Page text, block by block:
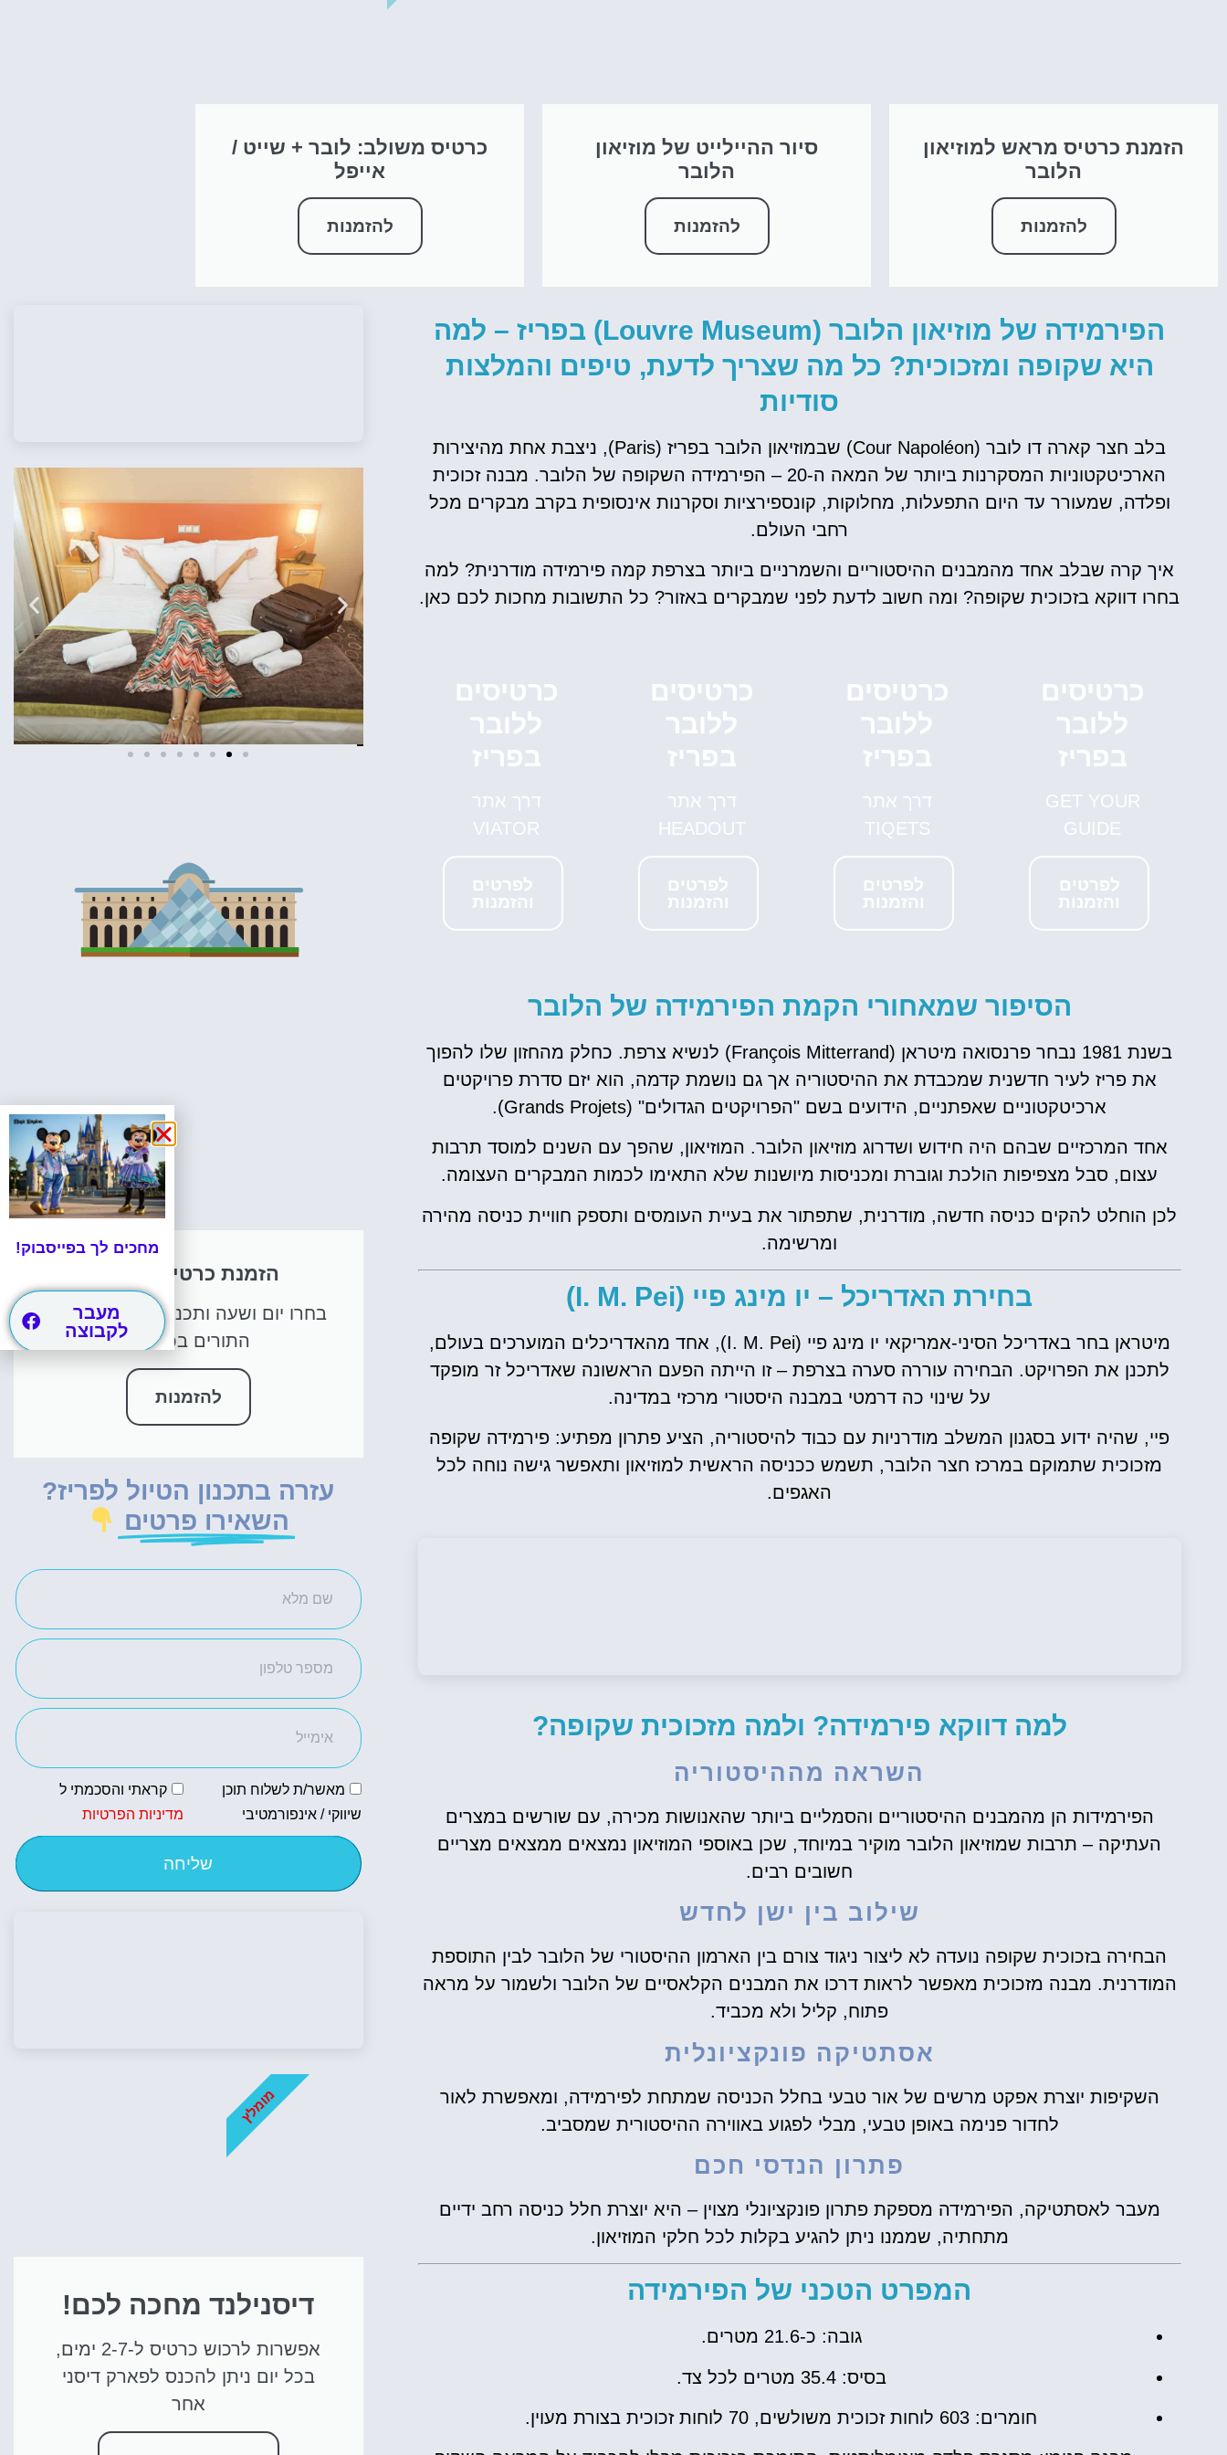
הזמנת כרטיס מראש למוזיאון
הלובר
להזמנות
סיור ההיילייט של מוזיאון
הלובר
להזמנות
כרטיס משולב: לובר + שייט /
אייפל
להזמנות
הפירמידה של מוזיאון הלובר (Louvre Museum) בפריז – למה
היא שקופה ומזכוכית? כל מה שצריך לדעת, טיפים והמלצות
סודיות
בלב חצר קארה דו לובר (Cour Napoléon) שבמוזיאון הלובר בפריז (Paris), ניצבת אחת מהיצירות
הארכיטקטוניות המסקרנות ביותר של המאה ה-20 – הפירמידה השקופה של הלובר. מבנה זכוכית
ופלדה, שמעורר עד היום התפעלות, מחלוקות, קונספירציות וסקרנות אינסופית בקרב מבקרים מכל
רחבי העולם.
איך קרה שבלב אחד מהמבנים ההיסטוריים והשמרניים ביותר בצרפת קמה פירמידה מודרנית? למה
בחרו דווקא בזכוכית שקופה? ומה חשוב לדעת לפני שמבקרים באזור? כל התשובות מחכות לכם כאן.
כרטיסים
ללובר
בפריז
GET YOUR
GUIDE
לפרטים
והזמנות
כרטיסים
ללובר
בפריז
דרך אתר
TIQETS
לפרטים
והזמנות
כרטיסים
ללובר
בפריז
דרך אתר
HEADOUT
לפרטים
והזמנות
כרטיסים
ללובר
בפריז
דרך אתר
VIATOR
לפרטים
והזמנות
הסיפור שמאחורי הקמת הפירמידה של הלובר
בשנת 1981 נבחר פרנסואה מיטראן (François Mitterrand) לנשיא צרפת. כחלק מהחזון שלו להפוך
את פריז לעיר חדשנית שמכבדת את ההיסטוריה אך גם נושמת קדמה, הוא יזם סדרת פרויקטים
ארכיטקטוניים שאפתניים, הידועים בשם "הפרויקטים הגדולים" (Grands Projets).
אחד המרכזיים שבהם היה חידוש ושדרוג מוזיאון הלובר. המוזיאון, שהפך עם השנים למוסד תרבות
עצום, סבל מצפיפות הולכת וגוברת ומכניסות מיושנות שלא התאימו לכמות המבקרים העצומה.
לכן הוחלט להקים כניסה חדשה, מודרנית, שתפתור את בעיית העומסים ותספק חוויית כניסה מהירה
ומרשימה.
בחירת האדריכל – יו מינג פיי (I. M. Pei)
מיטראן בחר באדריכל הסיני-אמריקאי יו מינג פיי (I. M. Pei), אחד מהאדריכלים המוערכים בעולם,
לתכנן את הפרויקט. הבחירה עוררה סערה בצרפת – זו הייתה הפעם הראשונה שאדריכל זר מופקד
על שינוי כה דרמטי במבנה היסטורי מרכזי במדינה.
פיי, שהיה ידוע בסגנון המשלב מודרניות עם כבוד להיסטוריה, הציע פתרון מפתיע: פירמידה שקופה
מזכוכית שתמוקם במרכז חצר הלובר, תשמש ככניסה הראשית למוזיאון ותאפשר גישה נוחה לכל
האגפים.
למה דווקא פירמידה? ולמה מזכוכית שקופה?
השראה מההיסטוריה
הפירמידות הן מהמבנים ההיסטוריים והסמליים ביותר שהאנושות מכירה, עם שורשים במצרים
העתיקה – תרבות שמוזיאון הלובר מוקיר במיוחד, שכן באוספי המוזיאון נמצאים ממצאים מצריים
חשובים רבים.
שילוב בין ישן לחדש
הבחירה בזכוכית שקופה נועדה לא ליצור ניגוד צורם בין הארמון ההיסטורי של הלובר לבין התוספת
המודרנית. מבנה מזכוכית מאפשר לראות דרכו את המבנים הקלאסיים של הלובר ולשמור על מראה
פתוח, קליל ולא מכביד.
אסתטיקה פונקציונלית
השקיפות יוצרת אפקט מרשים של אור טבעי בחלל הכניסה שמתחת לפירמידה, ומאפשרת לאור
לחדור פנימה באופן טבעי, מבלי לפגוע באווירה ההיסטורית שמסביב.
פתרון הנדסי חכם
מעבר לאסתטיקה, הפירמידה מספקת פתרון פונקציונלי מצוין – היא יוצרת חלל כניסה רחב ידיים
מתחתיה, שממנו ניתן להגיע בקלות לכל חלקי המוזיאון.
המפרט הטכני של הפירמידה
גובה: כ-21.6 מטרים.
בסיס: 35.4 מטרים לכל צד.
חומרים: 603 לוחות זכוכית משולשים, 70 לוחות זכוכית בצורת מעוין.
השכרת
רכב
השוואת מחירים
פה!
כרטיסים
ללובר
מומלץ לקנות כרטיס
לחצו
פה!
הזמנת כרטיס מראש
בחרו יום ושעה ותכנסו כולל דילוג על
התורים בכניסה!
להזמנות
עזרה בתכנון הטיול לפריז?
השאירו פרטים
מאשר/ת לשלוח תוכן
שיווקי / אינפורמטיבי
קראתי והסכמתי ל
מדיניות הפרטיות
שליחה
דיסנילנד מחכה לכם!
אפשרות לרכוש כרטיס ל-2-7 ימים,
בכל יום ניתן להכנס לפארק דיסני
אחר
מומלץ
מחכים לך בפייסבוק!
מעבר
לקבוצה